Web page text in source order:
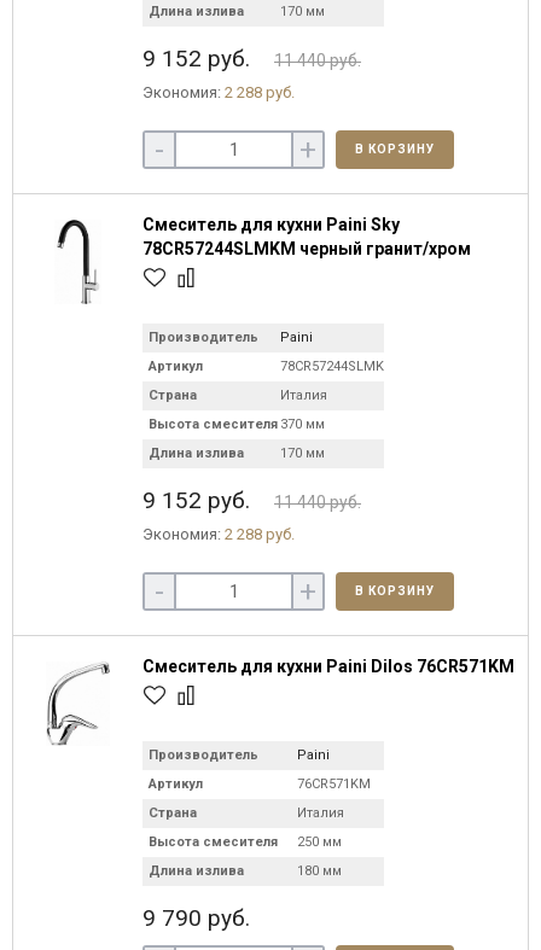
Длина излива
170 мм
9 152 руб. 11 440 руб.
Экономия: 2 288 руб.
- + В КОРЗИНУ
Смеситель для кухни Paini Sky
78CR57244SLMKM черный гранит/хром
Производитель
Paini
Артикул
78CR57244SLMKM
Страна
Италия
Высота смесителя 370 мм
Длина излива
170 мм
9 152 руб. 11 440 руб.
Экономия: 2 288 руб.
- + В КОРЗИНУ
Смеситель для кухни Paini Dilos 76CR571KM
Производитель
Paini
Артикул
76CR571KM
Страна
Италия
Высота смесителя
250 мм
Длина излива
180 мм
9 790 руб.